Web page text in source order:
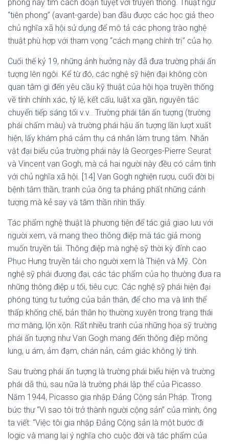
phong này tìm cách đoạn tuyệt với truyền thống. Thuật ngữ
“tiên phong” (avant-garde) ban đầu được các học giả theo
chủ nghĩa xã hội sử dụng để mô tả các phong trào nghệ
thuật phù hợp với tham vọng “cách mạng chính trị” của họ.
Cuối thế kỷ 19, những ảnh hưởng này đã đưa trường phái ấn
tượng lên ngôi. Kể từ đó, các nghệ sỹ hiện đại không còn
quan tâm gì đến yêu cầu kỹ thuật của hội họa truyền thống
về tính chính xác, tỷ lệ, kết cấu, luật xa gần, nguyên tắc
chuyển tiếp sáng tối v.v.. Trường phái tân ấn tượng (trường
phái chấm màu) và trường phái hậu ấn tượng lần lượt xuất
hiện, lấy khám phá cảm thụ cá nhân làm trung tâm. Nhân
vật đại biểu của trường phái này là Georges-Pierre Seurat
và Vincent van Gogh, mà cả hai người này đều có cảm tình
với chủ nghĩa xã hội. [14] Van Gogh nghiện rượu, cuối đời bị
bệnh tâm thần, tranh của ông ta phảng phất những cảnh
tượng mà kẻ say và tâm thần nhìn thấy.
Tác phẩm nghệ thuật là phương tiện để tác giả giao lưu với
người xem, và mang theo thông điệp mà tác giả mong
muốn truyền tải. Thông điệp mà nghệ sỹ thời kỳ đỉnh cao
Phục Hưng truyền tải cho người xem là Thiện và Mỹ. Còn
nghệ sỹ phái đương đại, các tác phẩm của họ thường đưa ra
những thông điệp u tối, tiêu cực. Các nghệ sỹ phái hiện đại
phóng túng tư tưởng của bản thân, để cho ma và linh thể
thấp khống chế, bản thân họ thường xuyên trong trạng thái
mơ màng, lộn xộn. Rất nhiều tranh của những họa sỹ trường
phái ấn tượng như Van Gogh mang đến thông điệp mông
lung, u ám, ảm đạm, chán nản, cảm giác không lý tính.
Sau trường phái ấn tượng là trường phái biểu hiện và trường
phái dã thú, sau nữa là trường phái lập thể của Picasso.
Năm 1944, Picasso gia nhập Đảng Cộng sản Pháp. Trong
bức thư “Vì sao tôi trở thành người cộng sản” của mình, ông
ta viết: “Việc tôi gia nhập Đảng Cộng sản là một bước đi
logic và mang lại ý nghĩa cho cuộc đời và tác phẩm của